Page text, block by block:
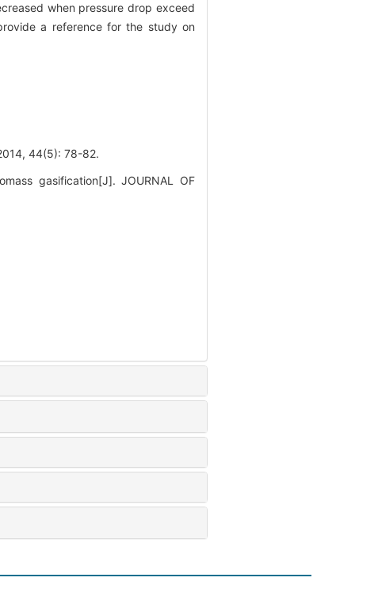
when pressure drop exceed
a reference for the study on
44(5): 78-82.
gasification[J]. JOURNAL OF